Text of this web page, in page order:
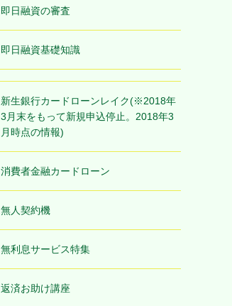
即日融資の審査
即日融資基礎知識
新生銀行カードローンレイク(※2018年
3月末をもって新規申込停止。2018年3
月時点の情報)
消費者金融カードローン
無人契約機
無利息サービス特集
返済お助け講座